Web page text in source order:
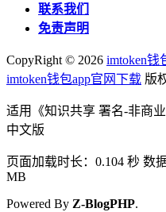
联系我们
免责声明
CopyRight © 2026 imtoken钱
imtoken钱包app官网下载 版
适用《知识共享 署名-非商
中文版
页面加载时长：0.104 秒 数
MB
Powered By Z-BlogPHP.